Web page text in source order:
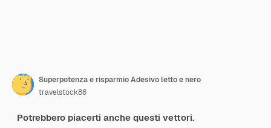
Superpotenza e risparmio Adesivo letto e nero
travelstock86
Potrebbero piacerti anche questi vettori.